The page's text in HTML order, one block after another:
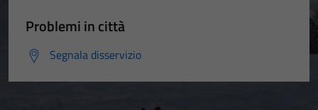
Problemi in città
Segnala disservizio